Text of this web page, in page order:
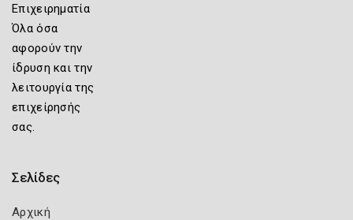
Επιχειρηματία
Όλα όσα
αφορούν την
ίδρυση και την
λειτουργία της
επιχείρησής
σας.
Σελίδες
Αρχική